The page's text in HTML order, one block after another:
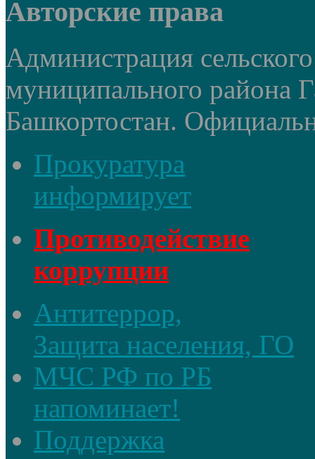
Авторские права
Администрация
муниципального района
Башкортостан.
Прокуратура
информирует
Противодействие
коррупции
Антитеррор,
Защита населения, ГО
МЧС РФ по РБ
напоминает!
Поддержка